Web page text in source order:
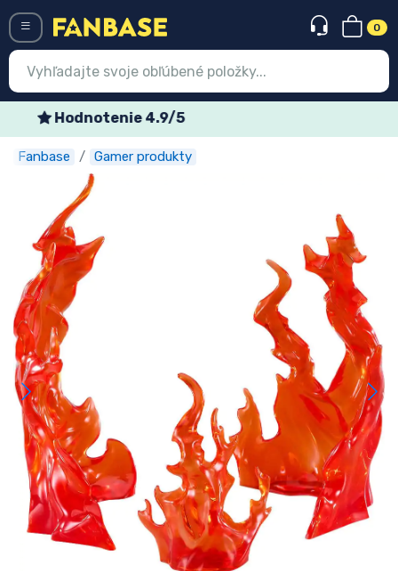
0
Špeciálne týždenné ponuky
Fanbase Gamer produkty
Menü
Prihlásiť sa
Najnovšie
Akcie
Expresná preprava
Predobjednávky
Outlet produkty
Preprava a platba
Zoradiť podľa série
Zoradiť podľa filmov
Zoradiť podľa karikatúry